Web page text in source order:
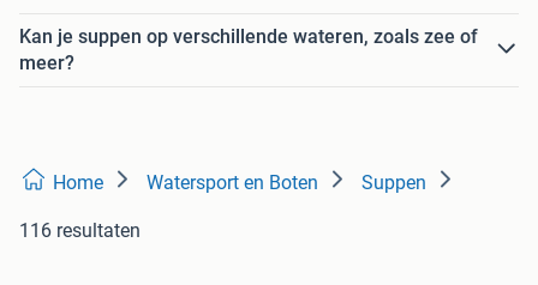
Kan je suppen op verschillende wateren, zoals zee of
meer?
Home Watersport en Boten Suppen
116 resultaten